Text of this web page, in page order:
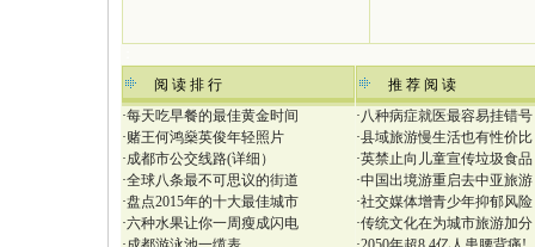
阅 读 排 行
·每天吃早餐的最佳黄金时间
·赌王何鸿燊英俊年轻照片
·成都市公交线路(详细）
·全球八条最不可思议的街道
·盘点2015年的十大最佳城市
·六种水果让你一周瘦成闪电
推 荐 阅 读
·八种病症就医最容易挂错号
·县域旅游慢生活也有性价比
·英禁止向儿童宣传垃圾食品
·中国出境游重启去中亚旅游
·社交媒体增青少年抑郁风险
·传统文化在为城市旅游加分